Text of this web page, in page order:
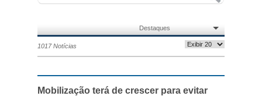
Destaques
1017 Notícias
Mobilização terá de crescer para evitar